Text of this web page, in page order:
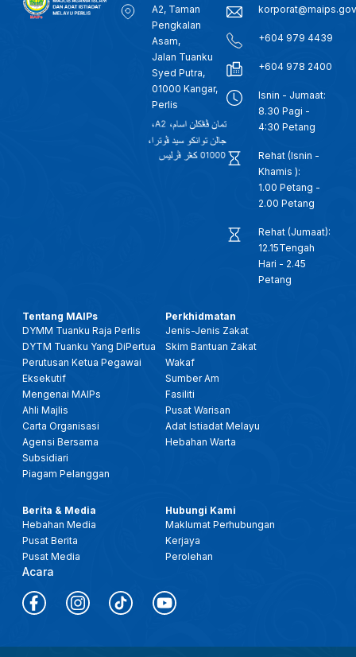
A2, Taman
Pengkalan
Asam,
Jalan Tuanku
Syed Putra,
01000 Kangar,
Perlis
+604 979 4439
+604 978 2400
Isnin - Jumaat:
8.30 Pagi -
4:30 Petang
Rehat (Isnin -
Khamis ):
1.00 Petang -
2.00 Petang
Rehat (Jumaat):
12.15Tengah
Hari - 2.45
Petang
Tentang MAIPs
DYMM Tuanku Raja Perlis
DYTM Tuanku Yang DiPertua
Perutusan Ketua Pegawai
Eksekutif
Mengenai MAIPs
Ahli Majlis
Carta Organisasi
Agensi Bersama
Subsidiari
Piagam Pelanggan
Perkhidmatan
Jenis-Jenis Zakat
Skim Bantuan Zakat
Wakaf
Sumber Am
Fasiliti
Pusat Warisan
Adat Istiadat Melayu
Hebahan Warta
Berita & Media
Hebahan Media
Pusat Berita
Pusat Media
Acara
Hubungi Kami
Maklumat Perhubungan
Kerjaya
Perolehan